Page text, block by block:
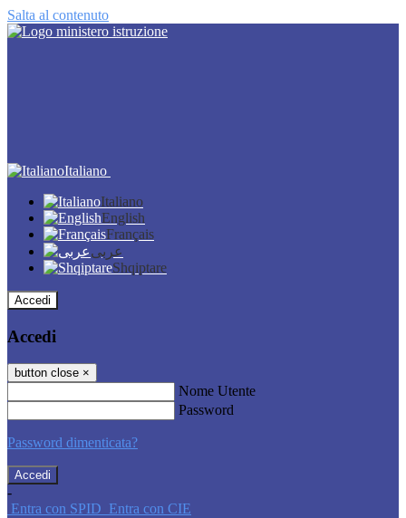
Salta al contenuto
Italiano
Italiano
English
Français
عربى
Shqiptare
Accedi
Accedi
button close ×
Nome Utente
Password
Password dimenticata?
-
Entra con SPID Entra con CIE